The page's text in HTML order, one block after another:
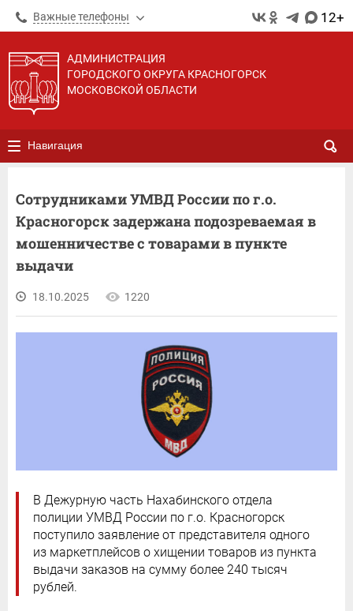
Важные телефоны 12+
АДМИНИСТРАЦИЯ
ГОРОДСКОГО ОКРУГА КРАСНОГОРСК
МОСКОВСКОЙ ОБЛАСТИ
Навигация
Сотрудниками УМВД России по г.о.
Красногорск задержана подозреваемая в
мошенничестве с товарами в пункте
выдачи
18.10.2025 1220
В Дежурную часть Нахабинского отдела
полиции УМВД России по г.о. Красногорск
поступило заявление от представителя одного
из маркетплейсов о хищении товаров из пункта
выдачи заказов на сумму более 240 тысяч
рублей.